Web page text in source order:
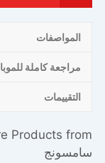
المواصفات
مراجعة كاملة
التقييمات
Products from
سامسونج